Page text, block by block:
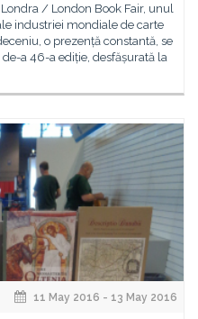
/ London Book Fair, unul
industriei mondiale de carte
o prezență constantă, se
a 46-a ediție, desfășurată la
11 May 2016 - 13 May 2016